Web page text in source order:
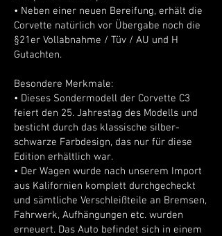
• Neben einer neuen Bereifung, erhält die
Corvette natürlich vor Übergabe noch die
§21er Vollabnahme / Tüv / AU und H
Gutachten.
Besondere Merkmale:
• Dieses Sondermodell der Corvette C3
feiert den 25. Jahrestag des Modells und
besticht durch das klassische silber-
schwarze Farbdesign, das nur für diese
Edition erhältlich war.
• Der Wagen wurde nach unserem Import
aus Kalifornien komplett durchgecheckt
und sämtliche Verschleißteile an Bremsen,
Fahrwerk, Aufhängungen etc. wurden
erneuert. Das Auto befindet sich in einem